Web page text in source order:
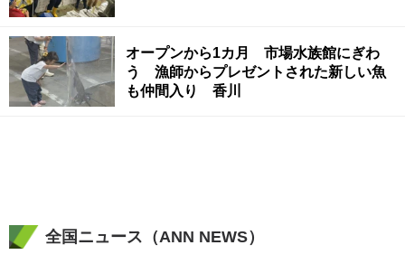
オープンから1カ月 市場水族館にぎわ
う 漁師からプレゼントされた新しい魚
も仲間入り 香川
全国ニュース（ANN NEWS）